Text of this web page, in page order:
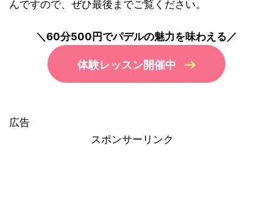
んですので、ぜひ最後までご覧ください。
＼60分500円でパデルの魅力を味わえる／
体験レッスン開催中
広告
スポンサーリンク